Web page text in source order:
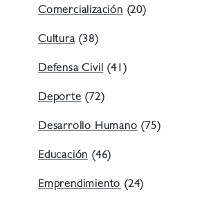
Comercialización(20)
Cultura(38)
Defensa Civil(41)
Deporte(72)
Desarrollo Humano(75)
Educación(46)
Emprendimiento(24)